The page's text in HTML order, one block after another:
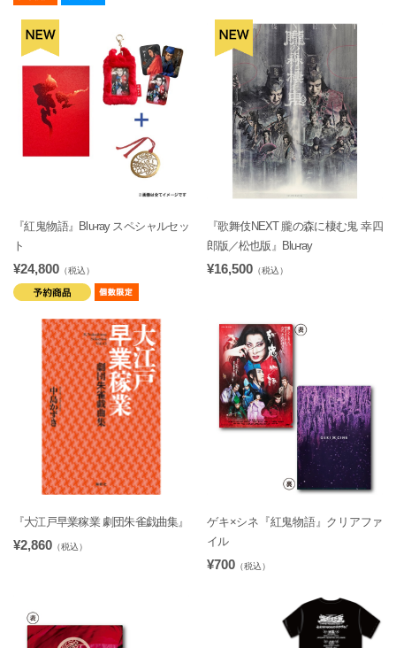
『紅鬼物語』Blu-ray スペシャルセッ
ト
¥24,800 （税込）
『歌舞伎NEXT 朧の森に棲む鬼 幸四
郎版／松也版』Blu-ray
¥16,500 （税込）
『大江戸早業稼業 劇団朱雀戯曲集』
¥2,860 （税込）
ゲキ×シネ『紅鬼物語』クリアファ
イル
¥700 （税込）